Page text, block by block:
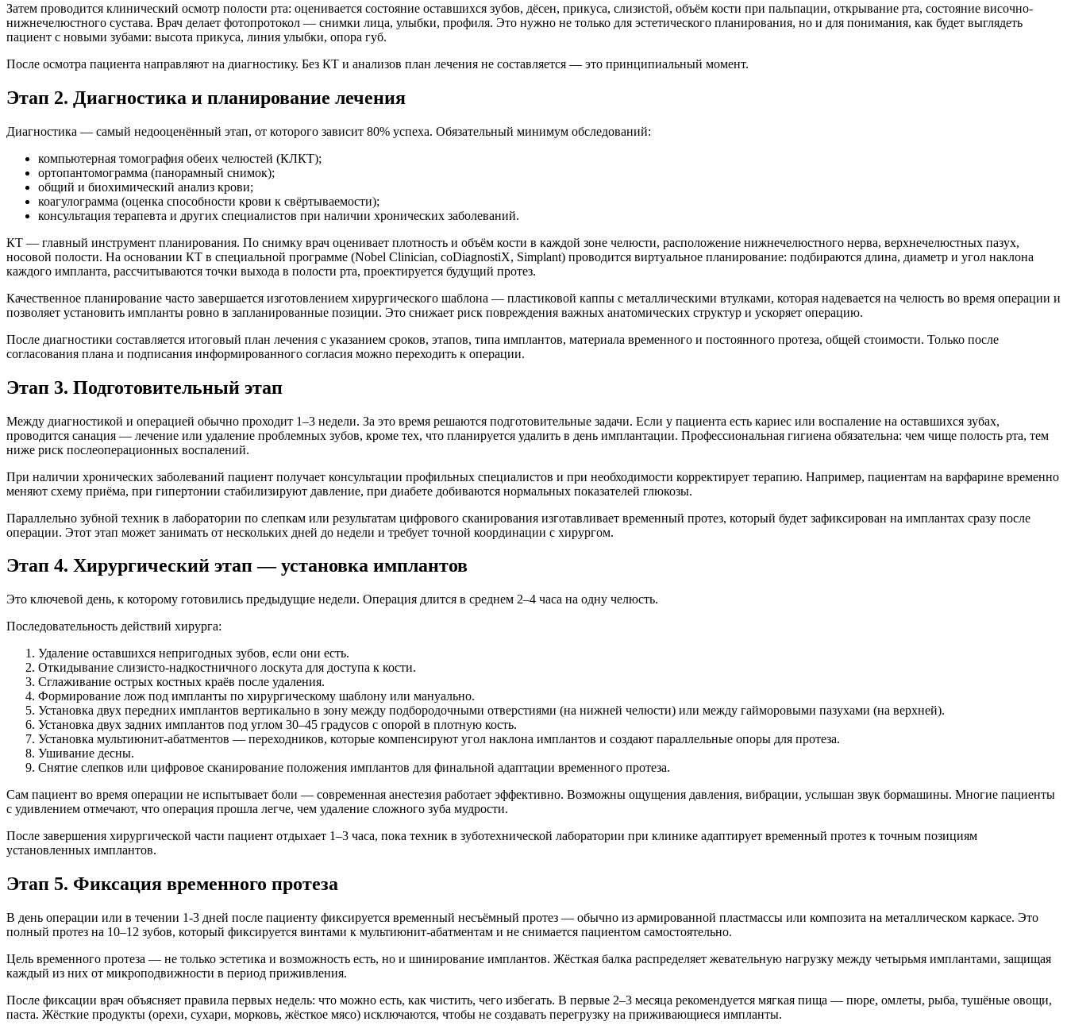
Затем проводится клинический осмотр полости рта: оценивается состояние оставшихся зубов, дёсен, прикуса, слизистой, объём кости при пальпации, открывание рта, состояние височно-
нижнечелюстного сустава. Врач делает фотопротокол — снимки лица, улыбки, профиля. Это нужно не только для эстетического планирования, но и для понимания, как будет выглядеть
пациент с новыми зубами: высота прикуса, линия улыбки, опора губ.
После осмотра пациента направляют на диагностику. Без КТ и анализов план лечения не составляется — это принципиальный момент.
Этап 2. Диагностика и планирование лечения
Диагностика — самый недооценённый этап, от которого зависит 80% успеха. Обязательный минимум обследований:
компьютерная томография обеих челюстей (КЛКТ);
ортопантомограмма (панорамный снимок);
общий и биохимический анализ крови;
коагулограмма (оценка способности крови к свёртываемости);
консультация терапевта и других специалистов при наличии хронических заболеваний.
КТ — главный инструмент планирования. По снимку врач оценивает плотность и объём кости в каждой зоне челюсти, расположение нижнечелюстного нерва, верхнечелюстных пазух,
носовой полости. На основании КТ в специальной программе (Nobel Clinician, coDiagnostiX, Simplant) проводится виртуальное планирование: подбираются длина, диаметр и угол наклона
каждого импланта, рассчитываются точки выхода в полости рта, проектируется будущий протез.
Качественное планирование часто завершается изготовлением хирургического шаблона — пластиковой каппы с металлическими втулками, которая надевается на челюсть во время операции и
позволяет установить импланты ровно в запланированные позиции. Это снижает риск повреждения важных анатомических структур и ускоряет операцию.
После диагностики составляется итоговый план лечения с указанием сроков, этапов, типа имплантов, материала временного и постоянного протеза, общей стоимости. Только после
согласования плана и подписания информированного согласия можно переходить к операции.
Этап 3. Подготовительный этап
Между диагностикой и операцией обычно проходит 1–3 недели. За это время решаются подготовительные задачи. Если у пациента есть кариес или воспаление на оставшихся зубах,
проводится санация — лечение или удаление проблемных зубов, кроме тех, что планируется удалить в день имплантации. Профессиональная гигиена обязательна: чем чище полость рта, тем
ниже риск послеоперационных воспалений.
При наличии хронических заболеваний пациент получает консультации профильных специалистов и при необходимости корректирует терапию. Например, пациентам на варфарине временно
меняют схему приёма, при гипертонии стабилизируют давление, при диабете добиваются нормальных показателей глюкозы.
Параллельно зубной техник в лаборатории по слепкам или результатам цифрового сканирования изготавливает временный протез, который будет зафиксирован на имплантах сразу после
операции. Этот этап может занимать от нескольких дней до недели и требует точной координации с хирургом.
Этап 4. Хирургический этап — установка имплантов
Это ключевой день, к которому готовились предыдущие недели. Операция длится в среднем 2–4 часа на одну челюсть.
Последовательность действий хирурга:
Удаление оставшихся непригодных зубов, если они есть.
Откидывание слизисто-надкостничного лоскута для доступа к кости.
Сглаживание острых костных краёв после удаления.
Формирование лож под импланты по хирургическому шаблону или мануально.
Установка двух передних имплантов вертикально в зону между подбородочными отверстиями (на нижней челюсти) или между гайморовыми пазухами (на верхней).
Установка двух задних имплантов под углом 30–45 градусов с опорой в плотную кость.
Установка мультиюнит-абатментов — переходников, которые компенсируют угол наклона имплантов и создают параллельные опоры для протеза.
Ушивание десны.
Снятие слепков или цифровое сканирование положения имплантов для финальной адаптации временного протеза.
Сам пациент во время операции не испытывает боли — современная анестезия работает эффективно. Возможны ощущения давления, вибрации, услышан звук бормашины. Многие пациенты
с удивлением отмечают, что операция прошла легче, чем удаление сложного зуба мудрости.
После завершения хирургической части пациент отдыхает 1–3 часа, пока техник в зуботехнической лаборатории при клинике адаптирует временный протез к точным позициям
установленных имплантов.
Этап 5. Фиксация временного протеза
В день операции или в течении 1-3 дней после пациенту фиксируется временный несъёмный протез — обычно из армированной пластмассы или композита на металлическом каркасе. Это
полный протез на 10–12 зубов, который фиксируется винтами к мультиюнит-абатментам и не снимается пациентом самостоятельно.
Цель временного протеза — не только эстетика и возможность есть, но и шинирование имплантов. Жёсткая балка распределяет жевательную нагрузку между четырьмя имплантами, защищая
каждый из них от микроподвижности в период приживления.
После фиксации врач объясняет правила первых недель: что можно есть, как чистить, чего избегать. В первые 2–3 месяца рекомендуется мягкая пища — пюре, омлеты, рыба, тушёные овощи,
паста. Жёсткие продукты (орехи, сухари, морковь, жёсткое мясо) исключаются, чтобы не создавать перегрузку на приживающиеся импланты.